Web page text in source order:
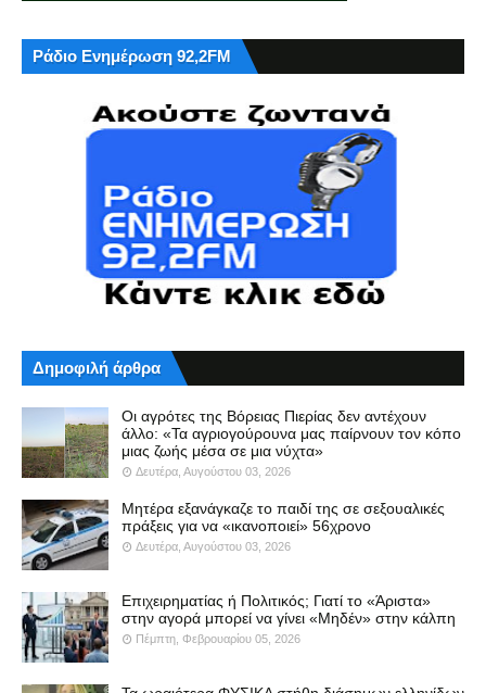
Ράδιο Ενημέρωση 92,2FM
Δημοφιλή άρθρα
Οι αγρότες της Βόρειας Πιερίας δεν αντέχουν
άλλο: «Τα αγριογούρουνα μας παίρνουν τον κόπο
μιας ζωής μέσα σε μια νύχτα»
Δευτέρα, Αυγούστου 03, 2026
Μητέρα εξανάγκαζε το παιδί της σε σεξουαλικές
πράξεις για να «ικανοποιεί» 56χρονο
Δευτέρα, Αυγούστου 03, 2026
Επιχειρηματίας ή Πολιτικός; Γιατί το «Άριστα»
στην αγορά μπορεί να γίνει «Μηδέν» στην κάλπη
Πέμπτη, Φεβρουαρίου 05, 2026